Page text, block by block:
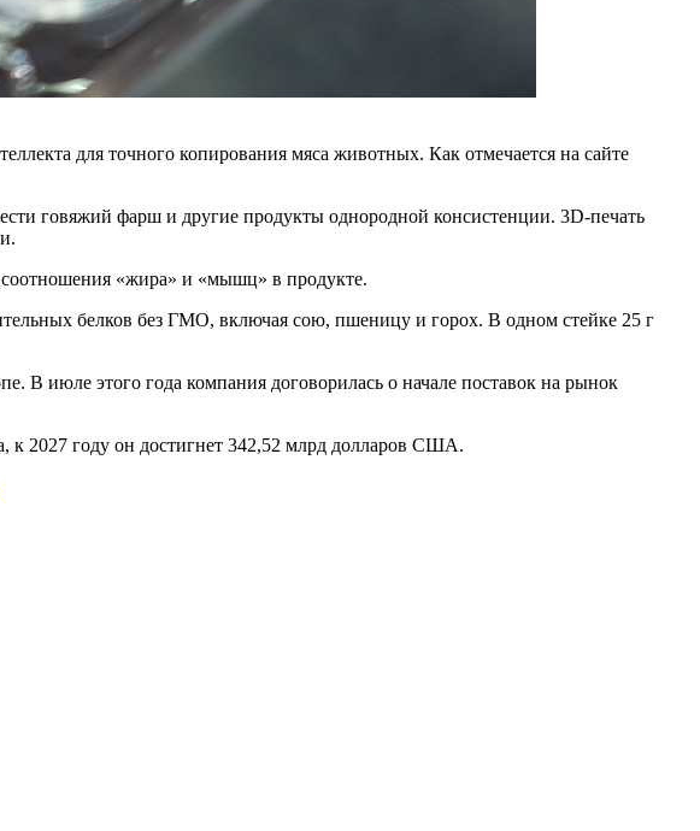
для точного копирования мяса животных. Как отмечается на сайте
говяжий фарш и другие продукты однородной консистенции. 3D-печать
«жира» и «мышц» в продукте.
белков без ГМО, включая сою, пшеницу и горох. В одном стейке 25 г
В июле этого года компания договорилась о начале поставок на рынок
к 2027 году он достигнет 342,52 млрд долларов США.